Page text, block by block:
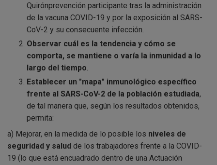
Quirónprevención participante tras la administración
de la vacuna COVID-19 y por la exposición al SARS-
CoV-2 y su consecuente infección.
Observar cuál es la tendencia y cómo se
comporta, se mantiene o varía la inmunidad a lo
largo del tiempo
Establecer un "mapa" inmunológico específico
frente al SARS-CoV-2 de la población estudiada,
de tal manera que, según los resultados obtenidos,
permita:
a) Mejorar, en la medida de lo posible los niveles de
seguridad y salud de los trabajadores frente a la COVID-
19 (lo que está encuadrado dentro de una Actuación